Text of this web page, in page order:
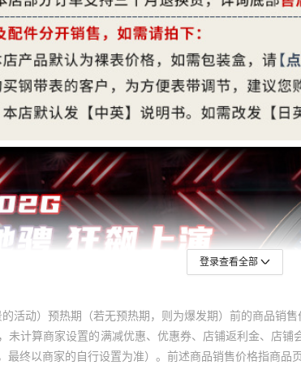
登录查看全部
活动）预热期（若无预热期，则为爆发期）前的商品
计算商家设置的满减优惠、优惠券、店铺返利金、店
终以商家的自行设置为准）。前述商品销售价格指商品